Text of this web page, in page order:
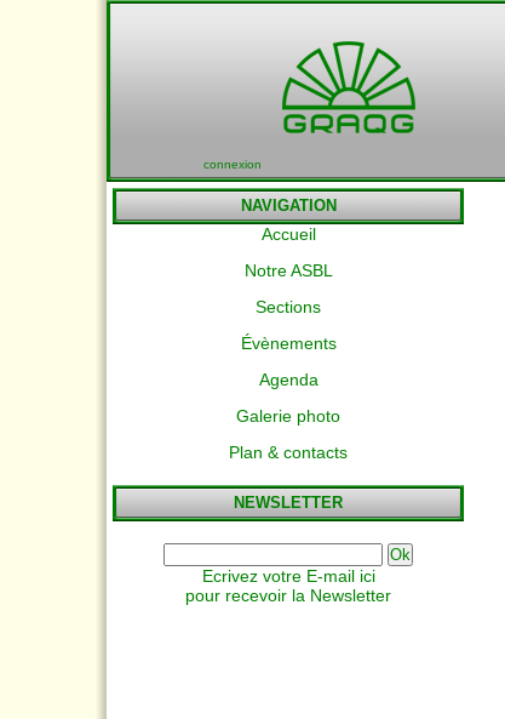
connexion
NAVIGATION
Accueil
Notre ASBL
Sections
Évènements
Agenda
Galerie photo
Plan & contacts
NEWSLETTER
Ecrivez votre E-mail ici
pour recevoir la Newsletter